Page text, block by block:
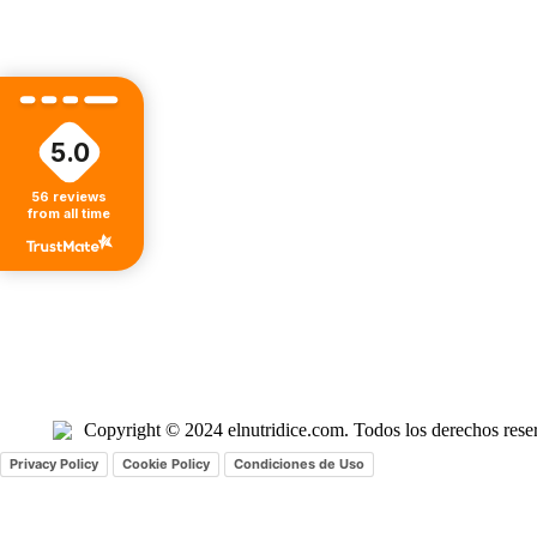
Copyright © 2024 elnutridice.com. Todos los derechos
5.0
56 reviews
from all time
Privacy Policy Cookie Policy Condiciones de Uso